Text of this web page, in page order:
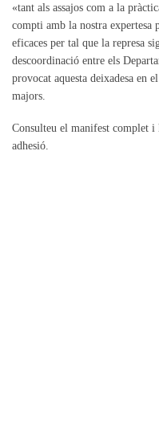
«tant als assajos com a la
compti amb la nostra expertesa
eficaces per tal que la represa
descoordinació entre els
provocat aquesta deixadesa en
majors.
Consulteu el manifest complet
adhesió.